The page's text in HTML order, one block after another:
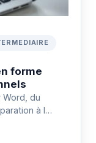
forme
Word, du
à la